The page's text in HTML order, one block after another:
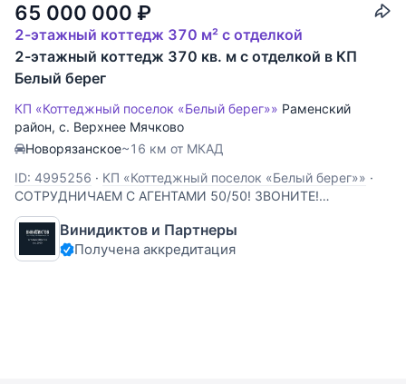
65 000 000 ₽
2-этажный коттедж 370 м² с отделкой
2-этажный коттедж 370 кв. м с отделкой в КП
Белый берег
КП «Коттеджный поселок «Белый берег»» Раменский
район, с. Верхнее Мячково
Новорязанское~16 км от МКАД
ID: 4995256 · КП «Коттеджный поселок «Белый берег»» ·
СОТРУДНИЧАЕМ С АГЕНТАМИ 50/50! ЗВОНИТЕ!
Идеальный новый 2-этажный дом 370 кв.м. в поселке
бизнес-класса «Белый берег», в Раменском районе.
ПРЕИМУЩЕСТВА: -Живописный поселок с двумя
Винидиктов и Партнеры
Получена аккредитация